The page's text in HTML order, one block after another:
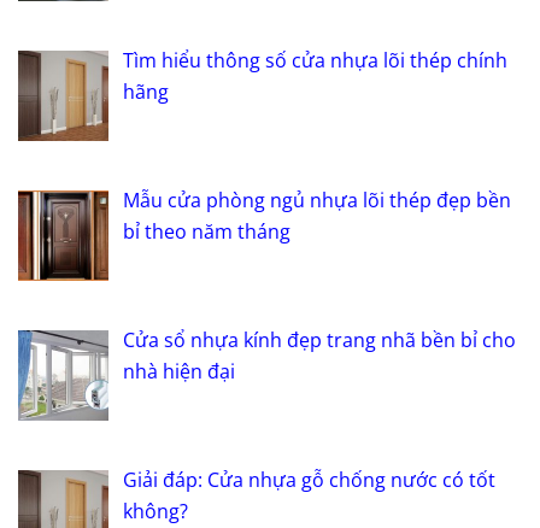
Tìm hiểu thông số cửa nhựa lõi thép chính
hãng
Mẫu cửa phòng ngủ nhựa lõi thép đẹp bền
bỉ theo năm tháng
Cửa sổ nhựa kính đẹp trang nhã bền bỉ cho
nhà hiện đại
Giải đáp: Cửa nhựa gỗ chống nước có tốt
không?